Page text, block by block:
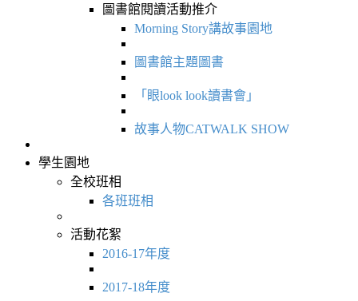
圖書館閱讀活動推介
Morning Story講故事園地
圖書館主題圖書
「眼look look讀書會」
故事人物CATWALK SHOW
學生園地
全校班相
各班班相
活動花絮
2016-17年度
2017-18年度